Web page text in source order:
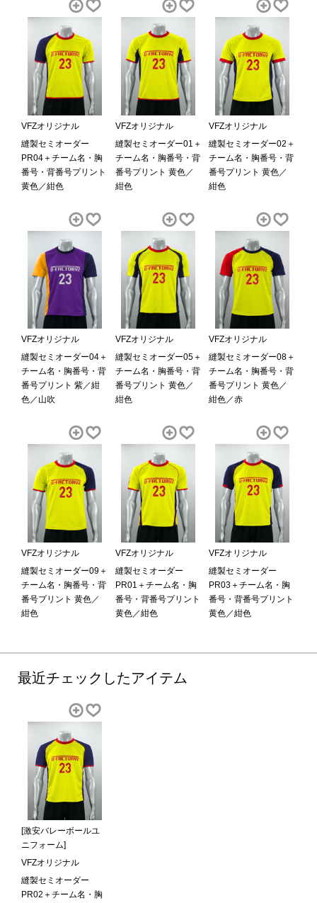
VFZオリジナル
縫製セミオーダー
PR04＋チーム名・胸
番号・背番号プリント
黄色／紺色
VFZオリジナル
縫製セミオーダー01＋
チーム名・胸番号・背
番号プリント 黄色／
紺色
VFZオリジナル
縫製セミオーダー02＋
チーム名・胸番号・背
番号プリント 黄色／
紺色
VFZオリジナル
縫製セミオーダー04＋
チーム名・胸番号・背
番号プリント 紫／紺
色／山吹
VFZオリジナル
縫製セミオーダー05＋
チーム名・胸番号・背
番号プリント 黄色／
紺色
VFZオリジナル
縫製セミオーダー08＋
チーム名・胸番号・背
番号プリント 黄色／
紺色／赤
VFZオリジナル
縫製セミオーダー09＋
チーム名・胸番号・背
番号プリント 黄色／
紺色
VFZオリジナル
縫製セミオーダー
PR01＋チーム名・胸
番号・背番号プリント
黄色／紺色
VFZオリジナル
縫製セミオーダー
PR03＋チーム名・胸
番号・背番号プリント
黄色／紺色
最近チェックしたアイテム
[激安バレーボールユ
ニフォーム]
VFZオリジナル
縫製セミオーダー
PR02＋チーム名・胸